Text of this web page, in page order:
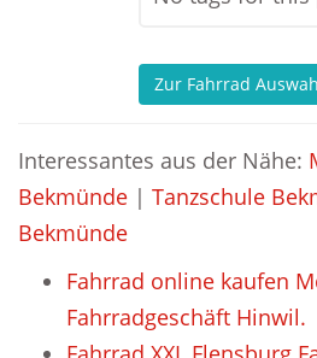
Zur Fahrrad
Interessantes aus der Nähe:
Bekmünde | Tanzschule
Bekmünde
Fahrrad online kaufen
Fahrradgeschäft Hinwil.